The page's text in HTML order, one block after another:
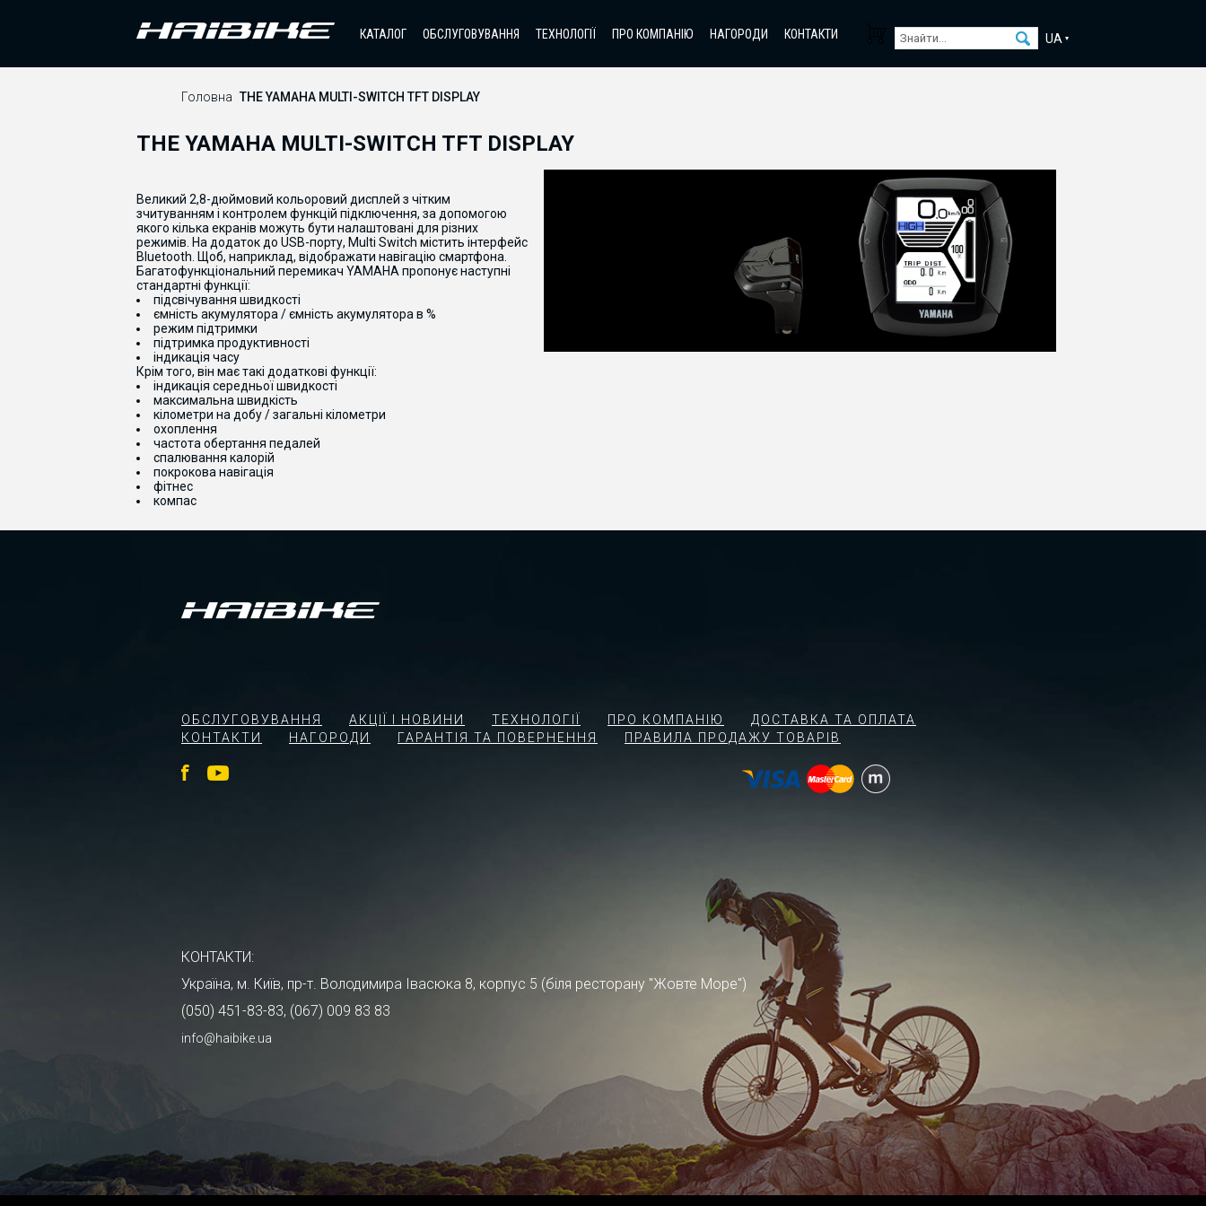
КАТАЛОГ ОБСЛУГОВУВАННЯ ТЕХНОЛОГІЇ ПРО КОМПАНІЮ НАГОРОДИ КОНТАКТИ UA
Головна THE YAMAHA MULTI-SWITCH TFT DISPLAY
THE YAMAHA MULTI-SWITCH TFT DISPLAY
Великий 2,8-дюймовий кольоровий дисплей з чітким
зчитуванням і контролем функцій підключення, за допомогою
якого кілька екранів можуть бути налаштовані для різних
режимів. На додаток до USB-порту, Multi Switch містить інтерфейс
Bluetooth. Щоб, наприклад, відображати навігацію смартфона.
Багатофункціональний перемикач YAMAHA пропонує наступні
стандартні функції:
підсвічування швидкості
ємність акумулятора / ємність акумулятора в %
режим підтримки
підтримка продуктивності
індикація часу
Крім того, він має такі додаткові функції:
індикація середньої швидкості
максимальна швидкість
кілометри на добу / загальні кілометри
охоплення
частота обертання педалей
спалювання калорій
покрокова навігація
фітнес
компас
ОБСЛУГОВУВАННЯ АКЦІЇ І НОВИНИ ТЕХНОЛОГІЇ ПРО КОМПАНІЮ
ДОСТАВКА ТА ОПЛАТА
КОНТАКТИ
НАГОРОДИ ГАРАНТІЯ ТА ПОВЕРНЕННЯ ПРАВИЛА ПРОДАЖУ ТОВАРІВ
КОНТАКТИ:
Україна, м. Київ, пр-т. Володимира Івасюка 8, корпус 5 (біля ресторану "Жовте Море")
(050) 451-83-83, (067) 009 83 83
info@haibike.ua